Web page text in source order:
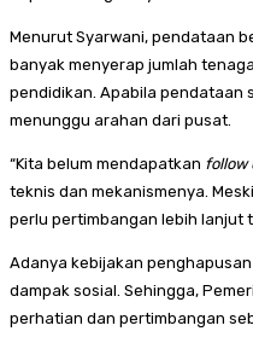
Menurut Syarwani, pendataan
banyak menyerap jumlah
pendidikan. Apabila pendataan
menunggu arahan dari pusat.
“Kita belum mendapatkan follow
teknis dan mekanismenya.
perlu pertimbangan lebih lanjut
Adanya kebijakan
dampak sosial. Sehingga,
perhatian dan pertimbangan